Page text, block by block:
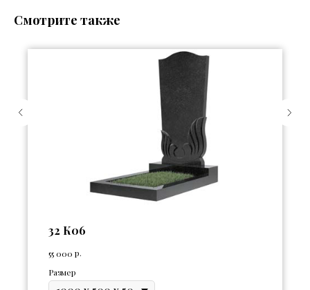
Смотрите также
32 К06
55 000 р.
Размер